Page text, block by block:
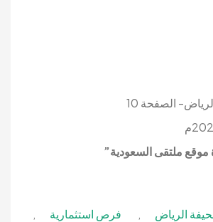
الصفحة 10
ملتقى السعودية”
الرياض فرص استثمارية